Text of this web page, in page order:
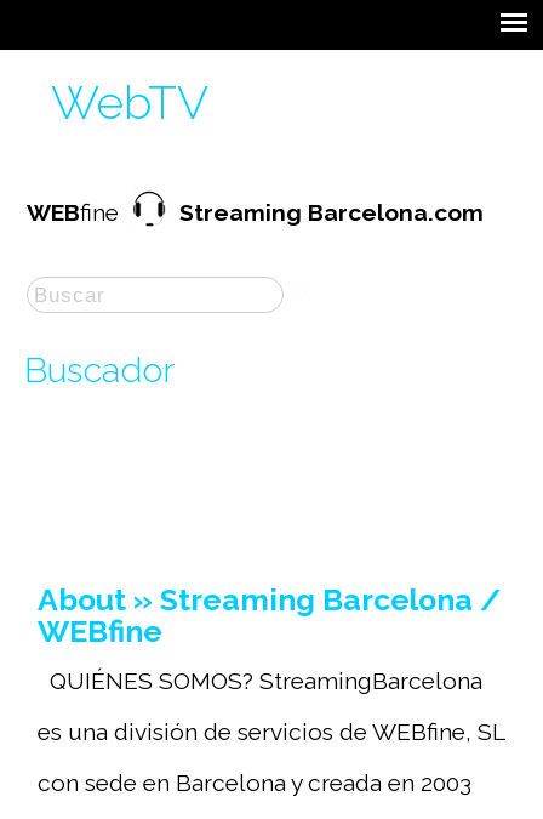
WebTV
WEBfineStreaming Barcelona.com
Buscador
About » Streaming Barcelona /
WEBfine
QUIÉNES SOMOS? StreamingBarcelona
es una división de servicios de WEBfine, SL
con sede en Barcelona y creada en 2003